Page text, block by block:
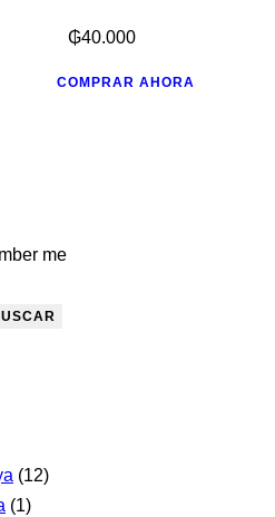
₲40.000
COMPRAR AHORA
me
(12)
(1)